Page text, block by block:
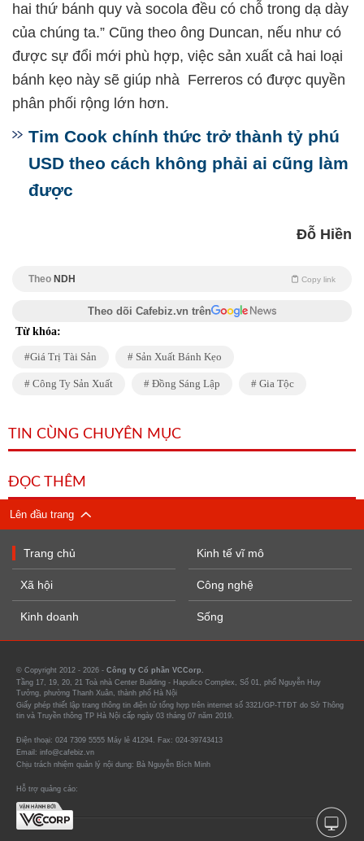
hai thứ bánh quy và socola đều có chỗ trong dạ dày
của chúng ta.” Cũng theo ông Duncan, nếu như có
được sự đổi mới phù hợp, việc sản xuất cả hai loại
bánh kẹo này sẽ giúp nhà Ferreros có được quyền
phân phối rộng lớn hơn.
Tim Cook chính thức trở thành tỷ phú
USD theo cách không phải ai cũng làm
được
Đỗ Hiền
Theo NDH Copy link
Theo dõi Cafebiz.vn trên
Từ khóa:
Giá Trị Tài Sản Sản Xuất Bánh Kẹo
Công Ty Sản Xuất Đồng Sáng Lập Gia Tộc
TIN CÙNG CHUYÊN MỤC
ĐỌC THÊM
Lên đầu trang
Trang chủ
Xã hội
Kinh doanh
Kinh tế vĩ mô
Công nghệ
Sống
© Copyright 2012 - 2026 - Công ty Cổ phần VCCorp.
Tầng 17, 19, 20, 21 Toà nhà Center Building - Hapulico Complex, Số 01, phố Nguyễn Huy
Tưởng, phường Thanh Xuân, thành phố Hà Nội
Giấy phép thiết lập trang thông tin điện tử tổng hợp trên internet số 3321/GP-TTĐT do Sở Thông
tin và Truyền thông TP Hà Nội cấp ngày 03 tháng 07 năm 2019.
Điện thoại: 024 7309 5555 Máy lẻ 41294. Fax: 024-39743413
Email: info@cafebiz.vn
Chịu trách nhiệm quản lý nội dung: Bà Nguyễn Bích Minh
Hỗ trợ quảng cáo: